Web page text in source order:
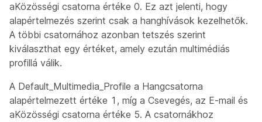
aKözösségi csatorna értéke 0. Ez azt jelenti, hogy
alapértelmezés szerint csak a hanghívások kezelhetők.
A többi csatornához azonban tetszés szerint
kiválaszthat egy értéket, amely ezután multimédiás
profillá válik.
A Default_Multimedia_Profile a Hangcsatorna
alapértelmezett értéke 1, míg a Csevegés, az E-mail és
aKözösségi csatorna értéke 5. A csatornákhoz